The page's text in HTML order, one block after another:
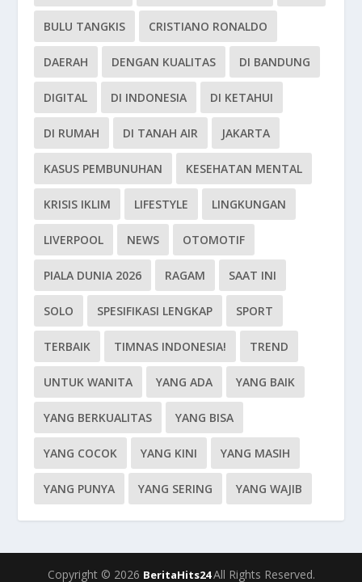
BULU TANGKIS CRISTIANO RONALDO
DAERAH DENGAN KUALITAS DI BANDUNG
DIGITAL DI INDONESIA DI KETAHUI
DI RUMAH DI TANAH AIR JAKARTA
KASUS PEMBUNUHAN KESEHATAN MENTAL
KRISIS IKLIM LIFESTYLE LINGKUNGAN
LIVERPOOL NEWS OTOMOTIF
PIALA DUNIA 2026 RAGAM SAAT INI
SOLO SPESIFIKASI LENGKAP SPORT
TERBAIK TIMNAS INDONESIA! TREND
UNTUK WANITA YANG ADA YANG BAIK
YANG BERKUALITAS YANG BISA
YANG COCOK YANG KINI YANG MASIH
YANG PUNYA YANG SERING YANG WAJIB
Copyright © 2026 BeritaHits24All Rights Reserved.